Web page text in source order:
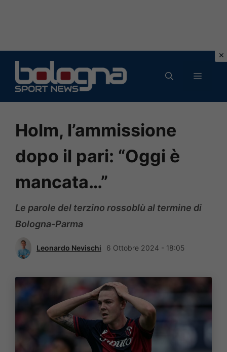
contenuto
MENU
Holm, l’ammissione
dopo il pari: “Oggi è
mancata…”
Le parole del terzino rossoblù al termine di
Bologna-Parma
Leonardo Nevischi 6 Ottobre 2024 - 18:05